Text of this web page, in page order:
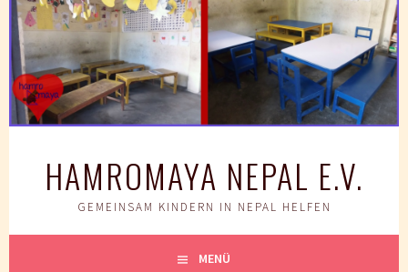
HAMROMAYA NEPAL E.V.
GEMEINSAM KINDERN IN NEPAL HELFEN
MENÜ